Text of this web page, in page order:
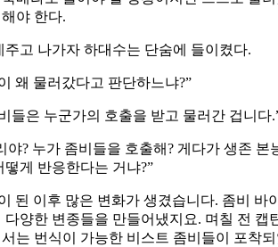
야 한다.
고 나가자 하대수는 단숨에 들이켰다.
왜 물러갔다고 판단하느냐?”
들은 누군가의 호출을 받고 물러간 겁니다
야? 누가 좀비들을 호출해? 게다가 생존 본
게 반응한다는 거냐?”
된 이후 많은 변화가 생겼습니다. 좀비 바
양한 변종들을 만들어냈지요. 며칠 전 캡
는 번식이 가능한 비스트 좀비들이 포착